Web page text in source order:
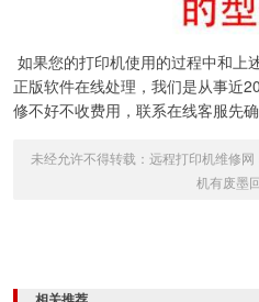
如果您的打印机使用的过程中和上
正版软件在线处理，我们是从事近
修不好不收费用，联系在线客服先
未经允许不得转载： 远程打印机维修网
机有废墨